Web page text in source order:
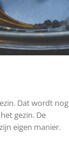
Dat wordt nog
gezin. De
eigen manier.